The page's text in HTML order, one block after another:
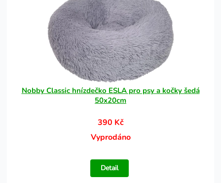
Nobby Classic hnízdečko ESLA pro psy a kočky šedá
50x20cm
390 Kč
Vyprodáno
Detail